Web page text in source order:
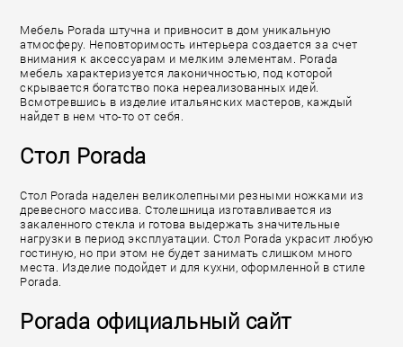
Мебель Porada штучна и привносит в дом уникальную
атмосферу. Неповторимость интерьера создается за счет
внимания к аксессуарам и мелким элементам. Porada
мебель характеризуется лаконичностью, под которой
скрывается богатство пока нереализованных идей.
Всмотревшись в изделие итальянских мастеров, каждый
найдет в нем что-то от себя.
Стол Porada
Стол Porada наделен великолепными резными ножками из
древесного массива. Столешница изготавливается из
закаленного стекла и готова выдержать значительные
нагрузки в период эксплуатации. Стол Porada украсит любую
гостиную, но при этом не будет занимать слишком много
места. Изделие подойдет и для кухни, оформленной в стиле
Porada.
Porada официальный сайт